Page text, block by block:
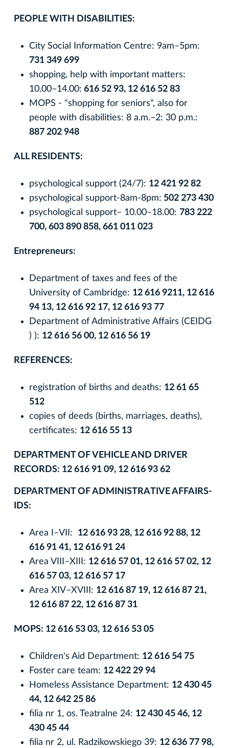
PEOPLE WITH DISABILITIES:
City Social Information Centre: 9am–5pm:
731 349 699
shopping, help with important matters:
10.00–14.00: 616 52 93, 12 616 52 83
MOPS - "shopping for seniors", also for
people with disabilities: 8 a.m.–2: 30 p.m.:
887 202 948
ALL RESIDENTS:
psychological support (24/7): 12 421 92 82
psychological support-8am-8pm: 502 273 430
psychological support– 10.00–18.00: 783 222
700, 603 890 858, 661 011 023
Entrepreneurs:
Department of taxes and fees of the
University of Cambridge: 12 616 9211, 12 616
94 13, 12 616 92 17, 12 616 93 77
Department of Administrative Affairs (CEIDG
) ): 12 616 56 00, 12 616 56 19
REFERENCES:
registration of births and deaths: 12 61 65
512
copies of deeds (births, marriages, deaths),
certificates: 12 616 55 13
DEPARTMENT OF VEHICLE AND DRIVER
RECORDS: 12 616 91 09, 12 616 93 62
DEPARTMENT OF ADMINISTRATIVE AFFAIRS-
IDS:
Area I–VII: 12 616 93 28, 12 616 92 88, 12
616 91 41, 12 616 91 24
Area VIII–XIII: 12 616 57 01, 12 616 57 02, 12
616 57 03, 12 616 57 17
Area XIV–XVIII: 12 616 87 19, 12 616 87 21,
12 616 87 22, 12 616 87 31
MOPS: 12 616 53 03, 12 616 53 05
Children's Aid Department: 12 616 54 75
Foster care team: 12 422 29 94
Homeless Assistance Department: 12 430 45
44, 12 642 25 86
filia nr 1, os. Teatralne 24: 12 430 45 46, 12
430 45 44
filia nr 2, ul. Radzikowskiego 39: 12 636 77 98,